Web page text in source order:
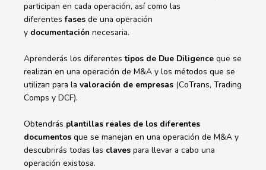
participan en cada operación, así como las
diferentesfases de una operación
y documentación necesaria.
Aprenderás los diferentestipos de Due Diligence que se
realizan en una operación de M&A y los métodos que se
utilizan para la valoración de empresas (CoTrans, Trading
Comps y DCF).
Obtendrás plantillas reales de los diferentes
documentos que se manejan en una operación de M&A y
descubrirás todas las claves para llevar a cabo una
operación existosa.